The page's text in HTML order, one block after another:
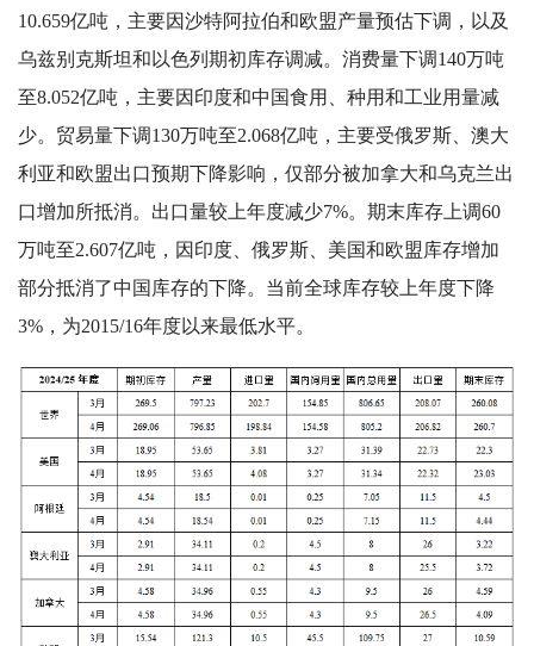
10.659亿吨，主要因沙特阿拉伯和欧盟产量预估下调，以及
乌兹别克斯坦和以色列期初库存调减。消费量下调140万吨
至8.052亿吨，主要因印度和中国食用、种用和工业用量减
少。贸易量下调130万吨至2.068亿吨，主要受俄罗斯、澳大
利亚和欧盟出口预期下降影响，仅部分被加拿大和乌克兰出
口增加所抵消。出口量较上年度减少7%。期末库存上调60
万吨至2.607亿吨，因印度、俄罗斯、美国和欧盟库存增加
部分抵消了中国库存的下降。当前全球库存较上年度下降
3%，为2015/16年度以来最低水平。